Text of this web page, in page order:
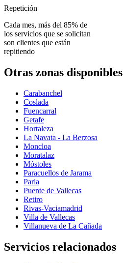
Repetición
Cada mes, más del 85% de
los servicios que se solicitan
son clientes que están
repitiendo
Otras zonas disponibles
Carabanchel
Coslada
Fuencarral
Getafe
Hortaleza
La Navata - La Berzosa
Moncloa
Moratalaz
Móstoles
Paracuellos de Jarama
Parla
Puente de Vallecas
Retiro
Rivas-Vaciamadrid
Villa de Vallecas
Villanueva de La Cañada
Servicios relacionados